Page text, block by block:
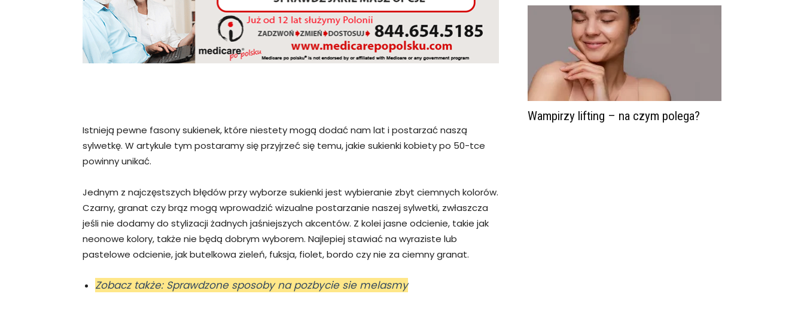
Istnieją pewne fasony sukienek, które niestety mogą dodać nam lat i postarzać naszą
sylwetkę. W artykule tym postaramy się przyjrzeć się temu, jakie sukienki kobiety po 50-tce
powinny unikać.
Jednym z najczęstszych błędów przy wyborze sukienki jest wybieranie zbyt ciemnych kolorów.
Czarny, granat czy brąz mogą wprowadzić wizualne postarzanie naszej sylwetki, zwłaszcza
jeśli nie dodamy do stylizacji żadnych jaśniejszych akcentów. Z kolei jasne odcienie, takie jak
neonowe kolory, także nie będą dobrym wyborem. Najlepiej stawiać na wyraziste lub
pastelowe odcienie, jak butelkowa zieleń, fuksja, fiolet, bordo czy nie za ciemny granat.
Zobacz także: Sprawdzone sposoby na pozbycie sie melasmy
Wampirzy lifting – na czym polega?